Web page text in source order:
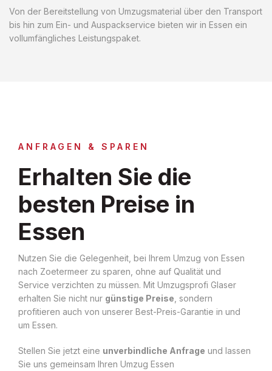
Von der Bereitstellung von Umzugsmaterial über den Transport
bis hin zum Ein- und Auspackservice bieten wir in Essen ein
vollumfängliches Leistungspaket.
ANFRAGEN & SPAREN
Erhalten Sie die
besten Preise in
Essen
Nutzen Sie die Gelegenheit, bei Ihrem Umzug von Essen
nach Zoetermeer zu sparen, ohne auf Qualität und
Service verzichten zu müssen. Mit Umzugsprofi Glaser
erhalten Sie nicht nur günstige Preise , sondern
profitieren auch von unserer Best-Preis-Garantie in und
um Essen.
Stellen Sie jetzt eine unverbindliche Anfrage und lassen
Sie uns gemeinsam Ihren Umzug Essen